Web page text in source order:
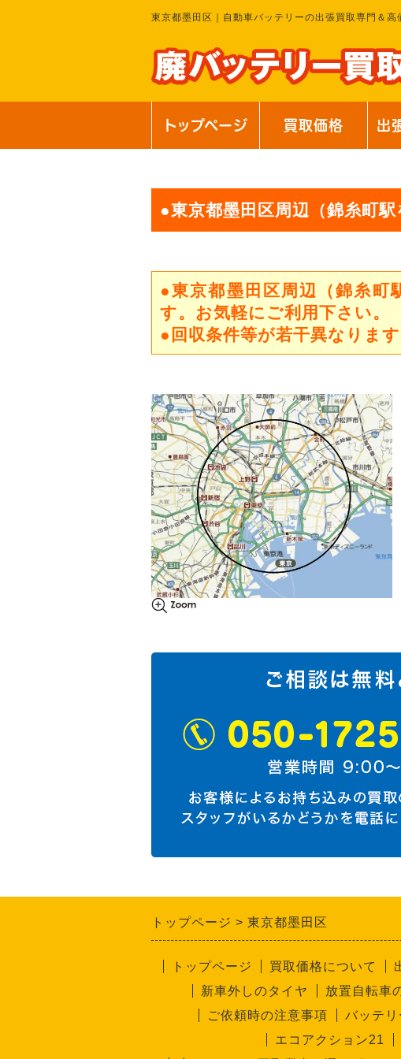
東京都墨田区｜自動車バッテリーの出張買取専門＆
トップページ 買取価格 出
●東京都墨田区周辺（錦糸町
●東京都墨田区周辺（錦糸町
す。お気軽にご利用下さい。
●回収条件等が若干異なりま
トップページ 東京都墨田区
トップページ 買取価格について
新車外しのタイヤ
放置自転車
ご依頼時の注意事項
バッテ
エコアクション21